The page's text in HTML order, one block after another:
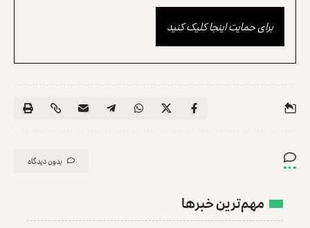
برای حمایت اینجا کلیک کنید
بدون دیدگاه
مهم‌ترین خبرها